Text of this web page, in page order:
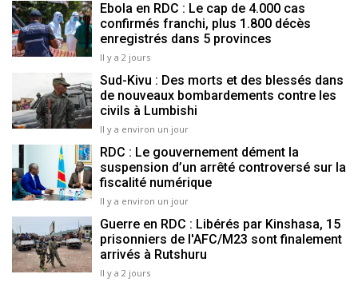
Ebola en RDC : Le cap de 4.000 cas
confirmés franchi, plus 1.800 décès
enregistrés dans 5 provinces
Il y a 2 jours
Sud-Kivu : Des morts et des blessés dans
de nouveaux bombardements contre les
civils à Lumbishi
Il y a environ un jour
RDC : Le gouvernement dément la
suspension d’un arrêté controversé sur la
fiscalité numérique
Il y a environ un jour
Guerre en RDC : Libérés par Kinshasa, 15
prisonniers de l'AFC/M23 sont finalement
arrivés à Rutshuru
Il y a 2 jours